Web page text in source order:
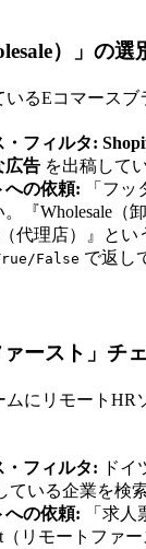
）」の選
るEコマースブ
・フィルタ:
広告 を出稿して
への依頼: 「フッ
『Wholesale（
（代理店）』と
False で返し
ースト」チ
ムにリモートHR
・フィルタ: ドイ
ている企業を検索
への依頼: 「求人
（リモートファ